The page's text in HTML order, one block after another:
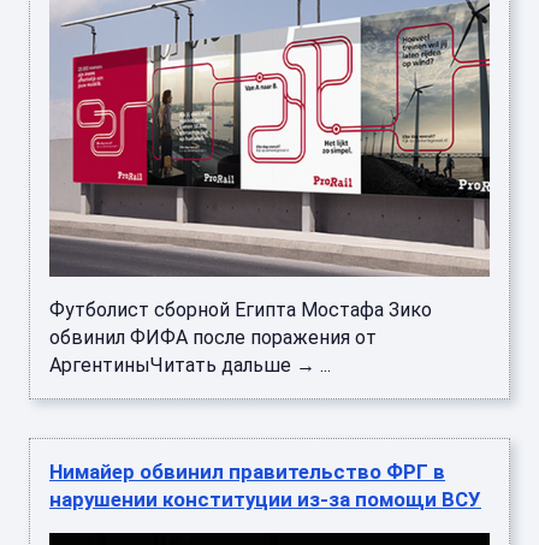
Футболист сборной Египта Мостафа Зико
обвинил ФИФА после поражения от
АргентиныЧитать дальше → ...
Нимайер обвинил правительство ФРГ в
нарушении конституции из-за помощи ВСУ